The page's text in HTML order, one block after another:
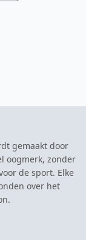
gemaakt door
oogmerk, zonder
de sport. Elke
over het